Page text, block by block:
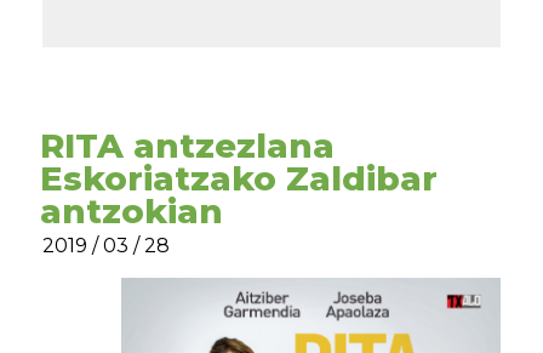
RITA antzezlana
Eskoriatzako Zaldibar
antzokian
2019 / 03 / 28